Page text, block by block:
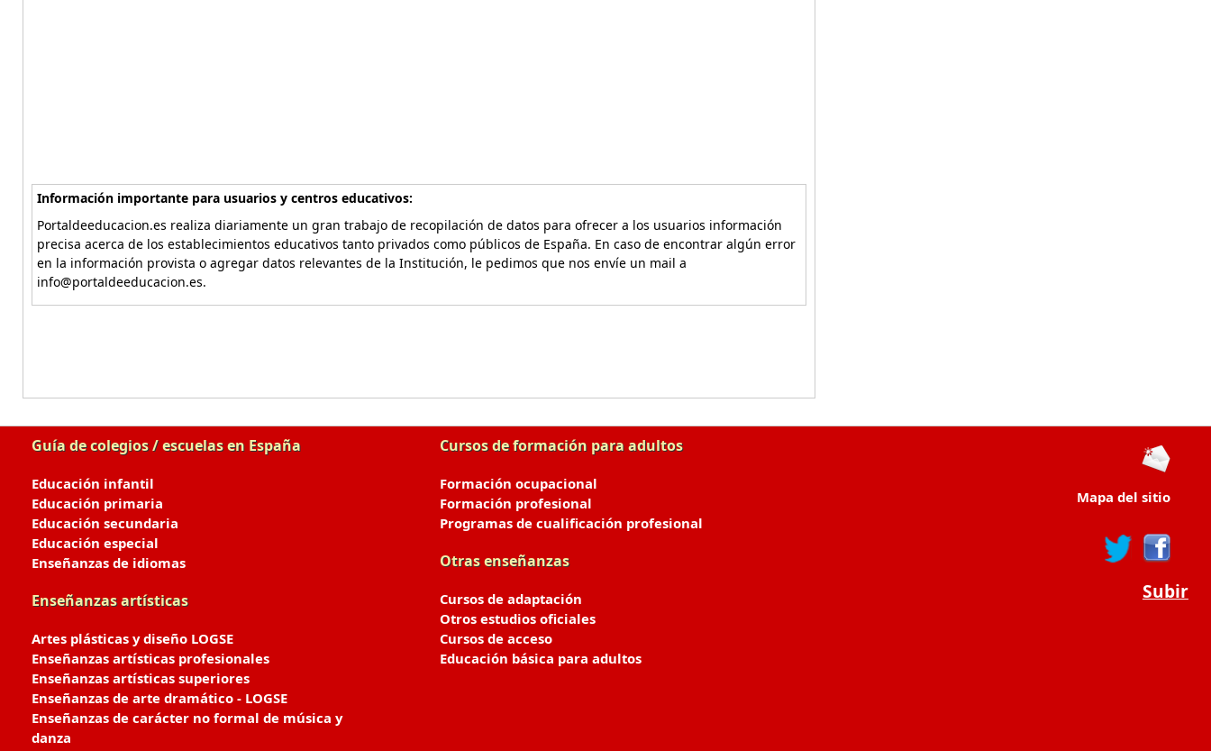
Información importante para usuarios y centros educativos:
Portaldeeducacion.es realiza diariamente un gran trabajo de recopilación de datos para ofrecer a los usuarios información
precisa acerca de los establecimientos educativos tanto privados como públicos de España. En caso de encontrar algún error
en la información provista o agregar datos relevantes de la Institución, le pedimos que nos envíe un mail a
info@portaldeeducacion.es.
Guía de colegios / escuelas en España
Educación infantil
Educación primaria
Educación secundaria
Educación especial
Enseñanzas de idiomas
Enseñanzas artísticas
Artes plásticas y diseño LOGSE
Enseñanzas artísticas profesionales
Enseñanzas artísticas superiores
Enseñanzas de arte dramático - LOGSE
Enseñanzas de carácter no formal de música y
danza
Cursos de formación para adultos
Formación ocupacional
Formación profesional
Programas de cualificación profesional
Otras enseñanzas
Cursos de adaptación
Otros estudios oficiales
Cursos de acceso
Educación básica para adultos
Mapa del sitio
Subir